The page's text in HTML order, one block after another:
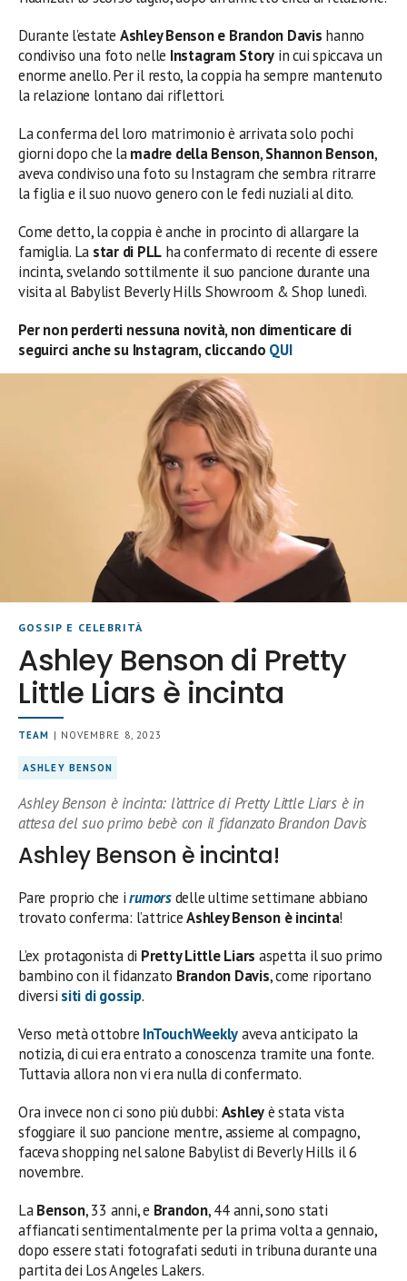
Durante l’estate Ashley Benson e Brandon Davis hanno
condiviso una foto nelle Instagram Story in cui spiccava un
enorme anello. Per il resto, la coppia ha sempre mantenuto
la relazione lontano dai riflettori.
La conferma del loro matrimonio è arrivata solo pochi
giorni dopo che lamadre della Benson,Shannon Benson,
aveva condiviso una foto su Instagram che sembra ritrarre
la figlia e il suo nuovo genero con le fedi nuziali al dito.
Come detto, la coppia è anche in procinto di allargare la
famiglia. La star di PLL ha confermato di recente di essere
incinta, svelando sottilmente il suo pancione durante una
visita al Babylist Beverly Hills Showroom & Shop lunedì.
Per non perderti nessuna novità, non dimenticare di
seguirci anche su Instagram, cliccando QUI
GOSSIP E CELEBRITÀ
Ashley Benson di Pretty
Little Liars è incinta
TEAM | NOVEMBRE 8, 2023
ASHLEY BENSON
Ashley Benson è incinta: l’attrice di Pretty Little Liars è in
attesa del suo primo bebè con il fidanzato Brandon Davis
Ashley Benson è incinta!
Pare proprio che irumorsdelle ultime settimane abbiano
trovato conferma: l’attriceAshley Benson è incinta!
L’ex protagonista di Pretty Little Liars aspetta il suo primo
bambino con il fidanzato Brandon Davis, come riportano
diversi siti di gossip.
Verso metà ottobre InTouchWeeklyaveva anticipato la
notizia, di cui era entrato a conoscenza tramite una fonte.
Tuttavia allora non vi era nulla di confermato.
Ora invece non ci sono più dubbi: Ashleyè stata vista
sfoggiare il suo pancione mentre, assieme al compagno,
faceva shopping nel salone Babylist di Beverly Hills il 6
novembre.
LaBenson, 33 anni, e Brandon, 44 anni, sono stati
affiancati sentimentalmente per la prima volta a gennaio,
dopo essere stati fotografati seduti in tribuna durante una
partita dei Los Angeles Lakers.